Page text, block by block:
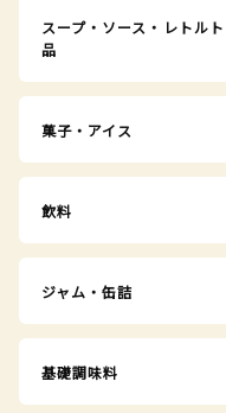
スープ・ソース・レトルト
品
菓子・アイス
飲料
ジャム・缶詰
基礎調味料